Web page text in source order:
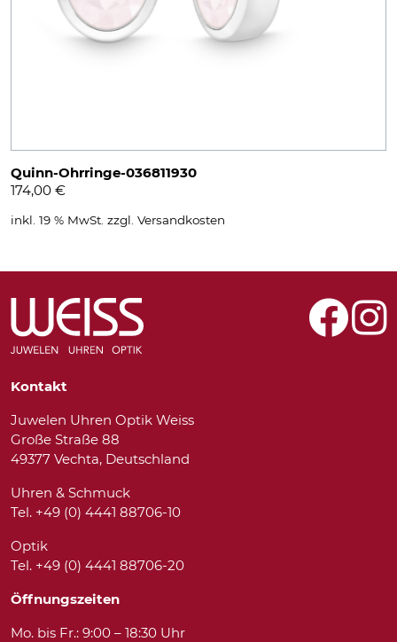
Quinn-Ohrringe-036811930
174,00 €
inkl. 19 % MwSt. zzgl. Versandkosten
Kontakt
Juwelen Uhren Optik Weiss
Große Straße 88
49377 Vechta, Deutschland
Uhren & Schmuck
Tel. +49 (0) 4441 88706-10
Optik
Tel. +49 (0) 4441 88706-20
Öffnungszeiten
Mo. bis Fr.: 9:00 – 18:30 Uhr